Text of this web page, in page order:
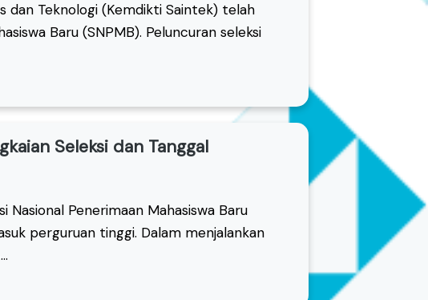
dan Teknologi (Kemdikti Saintek) telah
Baru (SNPMB). Peluncuran seleksi
Seleksi dan Tanggal
Nasional Penerimaan Mahasiswa Baru
perguruan tinggi. Dalam menjalankan